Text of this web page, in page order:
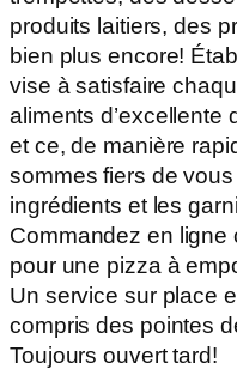
produits laitiers, des
bien plus encore!
vise à satisfaire
aliments d’excellente
et ce, de manière
sommes fiers de
ingrédients et les
Commandez en ligne
pour une pizza à
Un service sur place
compris des pointes
Toujours ouvert tard!